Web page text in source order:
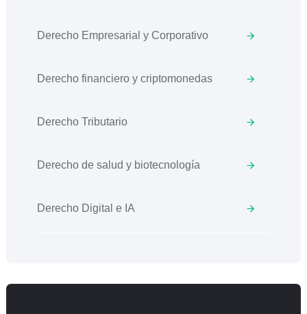
Derecho Empresarial y Corporativo
Derecho financiero y criptomonedas
Derecho Tributario
Derecho de salud y biotecnología
Derecho Digital e IA